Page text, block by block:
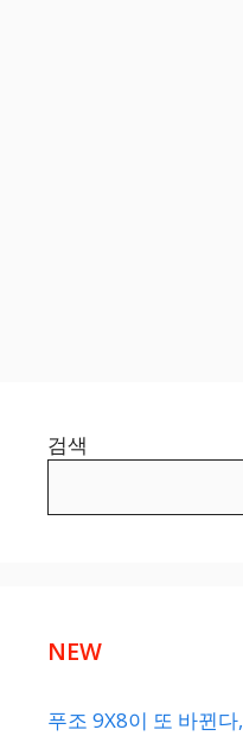
검색
NEW
푸조 9X8이 또 바뀐